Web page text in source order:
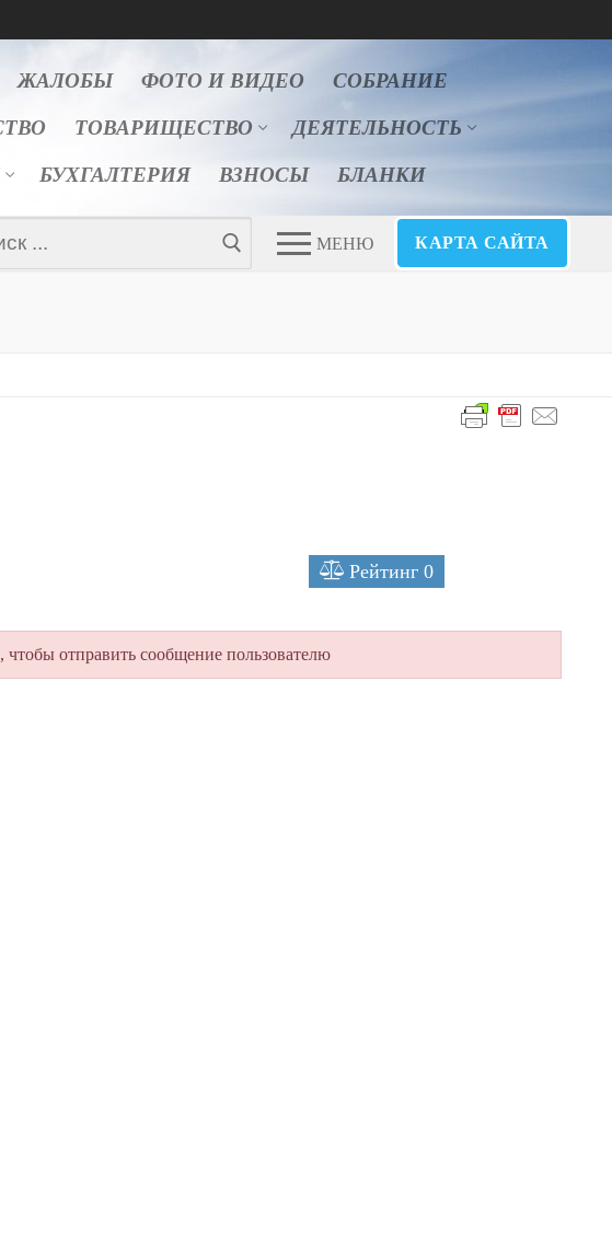
ЖАЛОБЫ ФОТО И ВИДЕО СОБРАНИЕ
ТОВАРИЩЕСТВО ДЕЯТЕЛЬНОСТЬ
БУХГАЛТЕРИЯ ВЗНОСЫ БЛАНКИ
МЕНЮ КАРТА САЙТА
Рейтинг 0
чтобы отправить сообщение пользователю